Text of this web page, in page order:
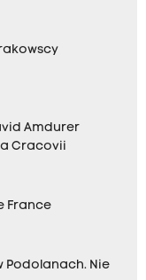
Amdurer
Cracovii
France
Podolanach. Nie